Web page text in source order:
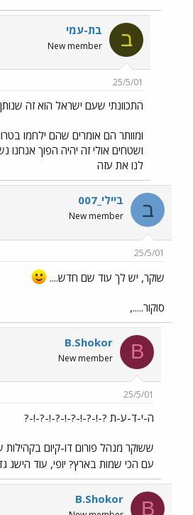
ב בת-עמי
New member
25/5/01
התכוונתי שעם ישראל הוא זה שנותן
ומוותר הם אומרים שהם ילחמו
ושטחים אולי זה יהיה הפוך אנחנו
לנו את עזה
ב ביילי_007
New member
25/5/01
שוקר, יש לך עוד שם חדש....
סוקור.....,
B
B.Shokor
New member
25/5/01
ה-י-ד-ע-ת ?-!-?-!-?-!-?-!-?-!-?
ששוקר מנהל פורום דו-קיום
עם הכי שמות בארץ? יופי, עוד הישג
B
B.Shokor